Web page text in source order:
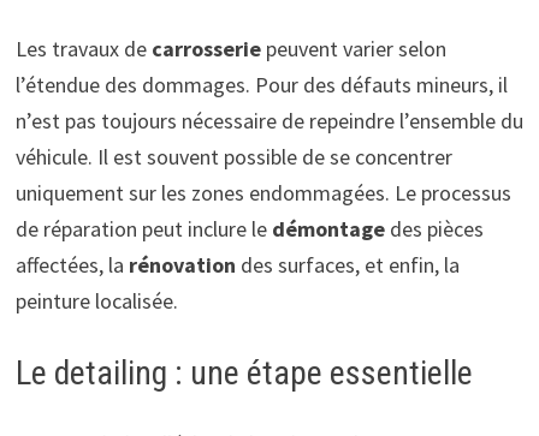
Les travaux de carrosseriepeuvent varier selon
l’étendue des dommages. Pour des défauts mineurs, il
n’est pas toujours nécessaire de repeindre l’ensemble du
véhicule. Il est souvent possible de se concentrer
uniquement sur les zones endommagées. Le processus
de réparation peut inclure le démontagedes pièces
affectées, la rénovation des surfaces, et enfin, la
peinture localisée.
Le detailing : une étape essentielle